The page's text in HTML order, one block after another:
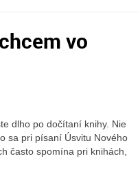
vo
dlho po dočítaní knihy. Nie
sa pri písaní Úsvitu Nového
často spomína pri knihách,